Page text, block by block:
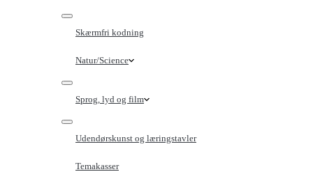
Skærmfri kodning
Natur/Science
Sprog, lyd og film
Udendørskunst og læringstavler
Temakasser